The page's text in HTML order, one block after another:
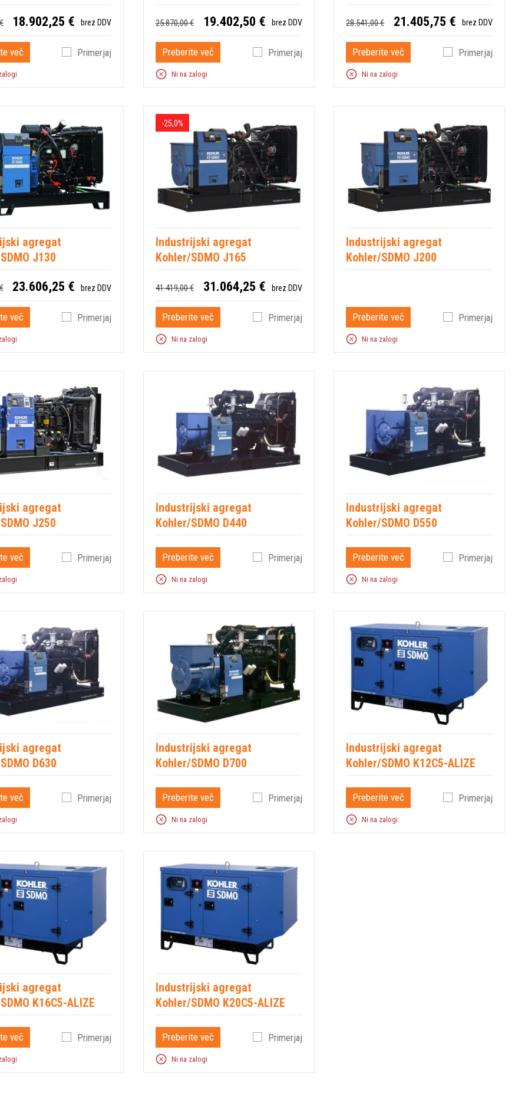
18.902,25 € brez DDV
več Primerjaj
25.870,00 € 19.402,50 € brez DDV
Preberite več Primerjaj
Ni na zalogi
28.541,00 € 21.405,75 € brez DDV
Preberite več Primerjaj
Ni na zalogi
agregat
J130
23.606,25 € brez DDV
več Primerjaj
-25,0%
Industrijski agregat
Kohler/SDMO J165
41.419,00 € 31.064,25 € brez DDV
Preberite več Primerjaj
Ni na zalogi
Industrijski agregat
Kohler/SDMO J200
Preberite več Primerjaj
Ni na zalogi
agregat
J250
več Primerjaj
Industrijski agregat
Kohler/SDMO D440
Preberite več Primerjaj
Ni na zalogi
Industrijski agregat
Kohler/SDMO D550
Preberite več Primerjaj
Ni na zalogi
agregat
D630
več Primerjaj
Industrijski agregat
Kohler/SDMO D700
Preberite več Primerjaj
Ni na zalogi
Industrijski agregat
Kohler/SDMO K12C5-ALIZE
Preberite več Primerjaj
Ni na zalogi
agregat
K16C5-ALIZE
več Primerjaj
Industrijski agregat
Kohler/SDMO K20C5-ALIZE
Preberite več Primerjaj
Ni na zalogi